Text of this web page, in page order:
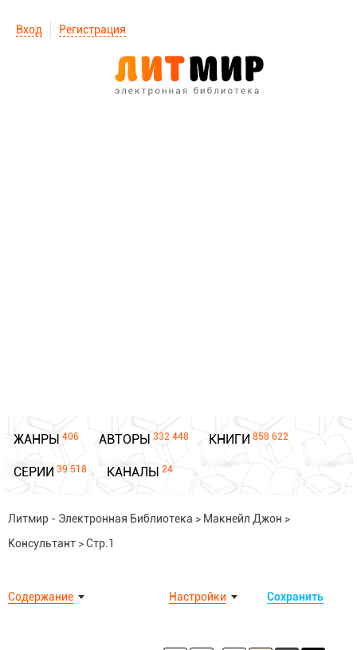
Вход Регистрация
ЖАНРЫ 406 АВТОРЫ 332 448 КНИГИ 858 622
СЕРИИ 39 518 КАНАЛЫ 24
Литмир - Электронная Библиотека > Макнейл Джон >
Консультант >Стр.1
Содержание Сохранить
Настройки